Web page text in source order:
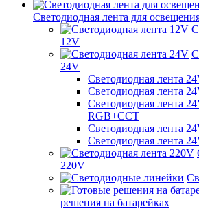
Светодиодная лента для
12V
24V
Светодиодная лента
Светодиодная лента
Светодиодная лента
RGB+CCT
Светодиодная лента
Светодиодная лента
220V
решения на батарейках